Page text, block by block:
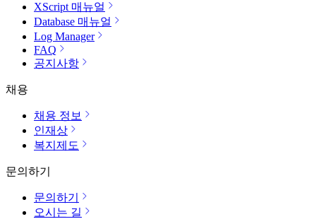
XScript 매뉴얼
Database 매뉴얼
Log Manager
FAQ
공지사항
채용
채용 정보
인재상
복지제도
문의하기
문의하기
오시는 길